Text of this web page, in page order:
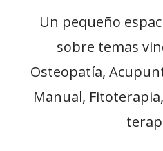
Un pequeño
sobre temas
Osteopatía,
Manual,